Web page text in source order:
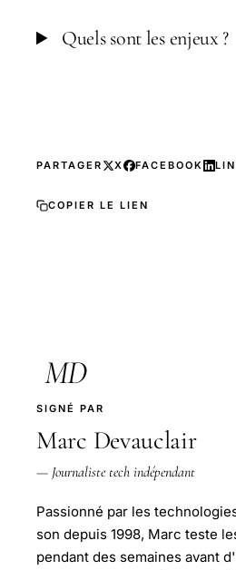
Quels sont les enjeux ?
PARTAGER X FACEBOOK
COPIER LE LIEN
MD
SIGNÉ PAR
Marc Devauclair
— Journaliste tech indépendant
Passionné par les
son depuis 1998, Marc teste
pendant des semaines avant